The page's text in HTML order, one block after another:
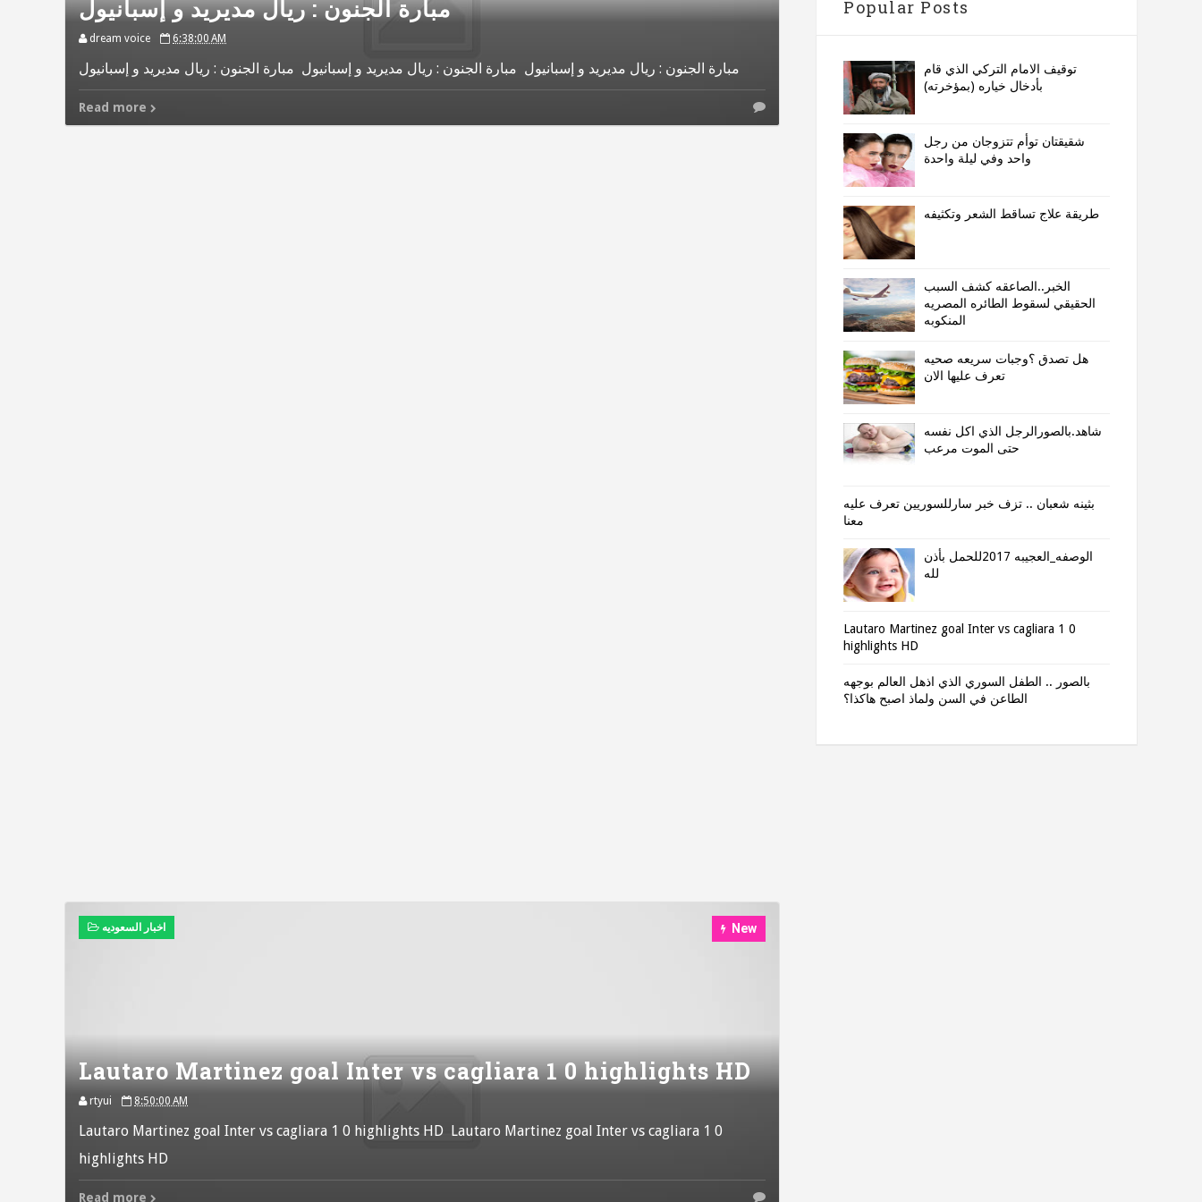
مبارة الجنون : ريال مديريد و إسبانيول
dream voice 6:38:00 AM
Read more
اخبار السعوديه New
Lautaro Martinez goal Inter vs cagliara 1 0 highlights HD
rtyui 8:50:00 AM
Lautaro Martinez goal Inter vs cagliara 1 0 highlights HD Lautaro Martinez goal Inter vs cagliara 1 0
highlights HD
Read more
Popular Posts
توقيف الامام التركي الذي قام
بأدخال خياره (بمؤخرته)
شقيقتان توأم تتزوجان من رجل
واحد وفي ليلة واحدة
طريقة علاج تساقط الشعر وتكثيفه
الخبر..الصاعقه كشف السبب
الحقيقي لسقوط الطائره المصريه
المنكوبه
هل تصدق ؟وجبات سريعه صحيه
تعرف عليها الان
شاهد.بالصورالرجل الذي اكل نفسه
حتى الموت مرعب
بثينه شعبان .. تزف خبر سارللسوريين تعرف عليه
معنا
الوصفه_العجيبه 2017للحمل بأذن
لله
Lautaro Martinez goal Inter vs cagliara 1 0
highlights HD
بالصور .. الطفل السوري الذي اذهل العالم بوجهه
الطاعن في السن ولماذ اصبح هاكذا؟